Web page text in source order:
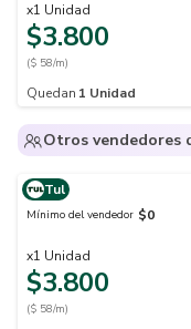
x1 Unidad
$3.800
($ 58/m)
Quedan 1 Unidad
Otros vendedores
Tul
Mínimo del vendedor $0
x1 Unidad
$3.800
($ 58/m)